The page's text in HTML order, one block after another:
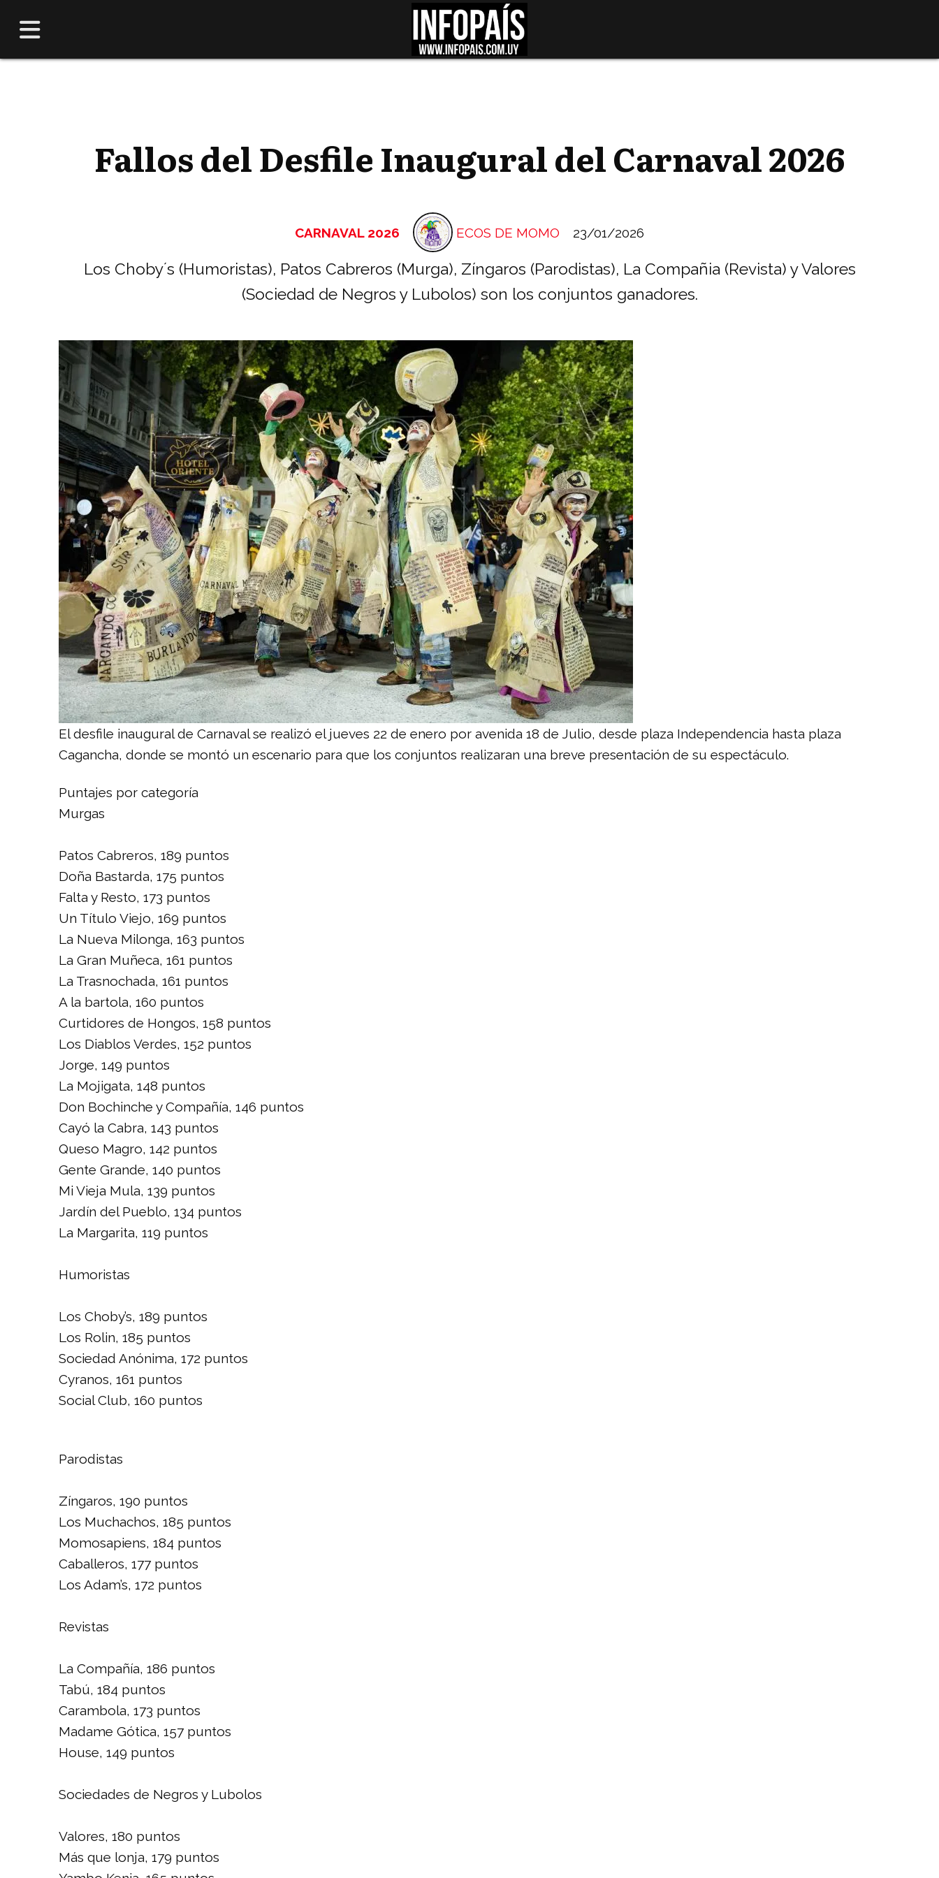
Fallos del Desfile Inaugural del Carnaval 2026
Los Choby´s (Humoristas), Patos Cabreros (Murga), Zíngaros (Parodistas), La Compañia (Revista) y Valores
(Sociedad de Negros y Lubolos) son los conjuntos ganadores.
CARNAVAL 2026 23/01/2026
ECOS DE MOMO
El desfile inaugural de Carnaval se realizó el jueves 22 de enero por avenida 18 de Julio, desde plaza Independencia hasta plaza
Cagancha, donde se montó un escenario para que los conjuntos realizaran una breve presentación de su espectáculo.
Puntajes por categoría
Murgas
Patos Cabreros, 189 puntos
Doña Bastarda, 175 puntos
Falta y Resto, 173 puntos
Un Título Viejo, 169 puntos
La Nueva Milonga, 163 puntos
La Gran Muñeca, 161 puntos
La Trasnochada, 161 puntos
A la bartola, 160 puntos
Curtidores de Hongos, 158 puntos
Los Diablos Verdes, 152 puntos
Jorge, 149 puntos
La Mojigata, 148 puntos
Don Bochinche y Compañía, 146 puntos
Cayó la Cabra, 143 puntos
Queso Magro, 142 puntos
Gente Grande, 140 puntos
Mi Vieja Mula, 139 puntos
Jardín del Pueblo, 134 puntos
La Margarita, 119 puntos
Humoristas
Los Choby’s, 189 puntos
Los Rolin, 185 puntos
Sociedad Anónima, 172 puntos
Cyranos, 161 puntos
Social Club, 160 puntos
Parodistas
Zíngaros, 190 puntos
Los Muchachos, 185 puntos
Momosapiens, 184 puntos
Caballeros, 177 puntos
Los Adam’s, 172 puntos
Revistas
La Compañía, 186 puntos
Tabú, 184 puntos
Carambola, 173 puntos
Madame Gótica, 157 puntos
House, 149 puntos
Sociedades de Negros y Lubolos
Valores, 180 puntos
Más que lonja, 179 puntos